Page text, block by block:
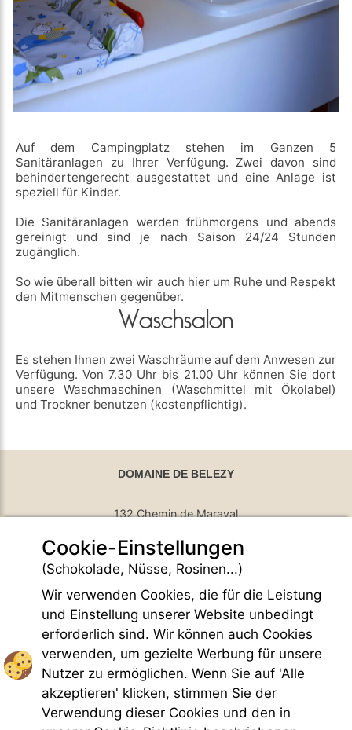
Auf dem Campingplatz stehen im Ganzen 5
Sanitäranlagen zu Ihrer Verfügung. Zwei davon sind
behindertengerecht ausgestattet und eine Anlage ist
speziell für Kinder.
Die Sanitäranlagen werden frühmorgens und abends
gereinigt und sind je nach Saison 24/24 Stunden
zugänglich.
So wie überall bitten wir auch hier um Ruhe und Respekt
den Mitmenschen gegenüber.
Waschsalon
Es stehen Ihnen zwei Waschräume auf dem Anwesen zur
Verfügung. Von 7.30 Uhr bis 21.00 Uhr können Sie dort
unsere Waschmaschinen (Waschmittel mit Ökolabel)
und Trockner benutzen (kostenpflichtig).
DOMAINE DE BELEZY
132 Chemin de Maraval
84410 Bedoin - France
GPS Latitude : 44.130661010742187
GPS Longitude : 5.1876931190490723
E-mail : belezy@libranoo.com
Tél : +33(0)4 90 65 60 18
France 4 Naturisme Newsletter
Anfrage Informationen
Handfest FKK-Leben
Gesetzliche Bedingungen
Allgemeine Verkaufsbedingungen
Cookie-Einstellungen
(Schokolade, Nüsse, Rosinen...)
Wir verwenden Cookies, die für die Leistung
und Einstellung unserer Website unbedingt
erforderlich sind. Wir können auch Cookies
verwenden, um gezielte Werbung für unsere
Nutzer zu ermöglichen. Wenn Sie auf 'Alle
akzeptieren' klicken, stimmen Sie der
Verwendung dieser Cookies und den in